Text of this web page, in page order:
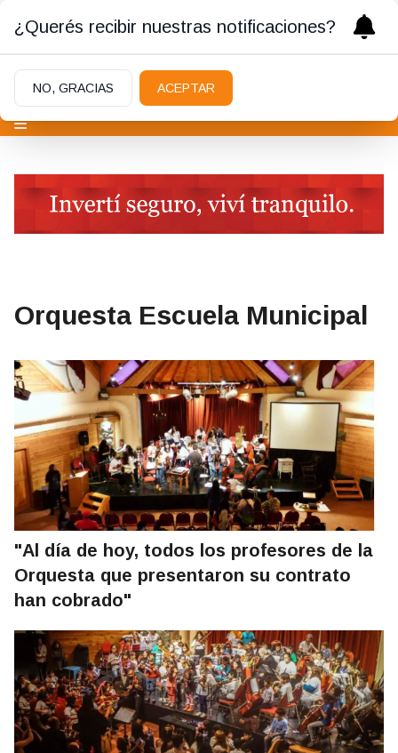
Orquesta Escuela Municipal
"Al día de hoy, todos los profesores de la
Orquesta que presentaron su contrato
han cobrado"
¿Querés recibir nuestras notificaciones?
NO, GRACIAS ACEPTAR